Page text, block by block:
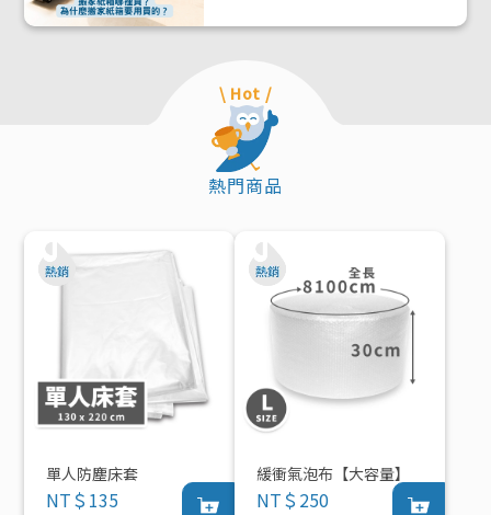
\ Hot /
熱門商品
單人防塵床套
NT＄135
緩衝氣泡布【大容量】
NT＄250